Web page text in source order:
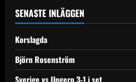
a
v
i
g
SENASTE INLÄGGEN
Korslagda
Björn Rosenström
Sverige vs Ungern 3-1 i set